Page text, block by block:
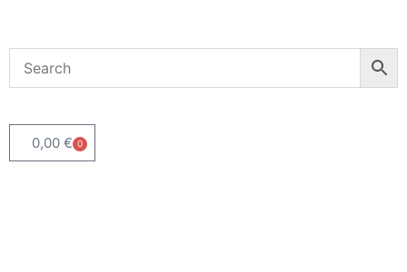
0,00 € 0